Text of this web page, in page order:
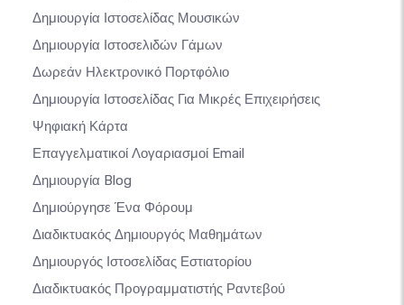
Δημιουργία Ιστοσελίδας Μουσικών
Δημιουργία Ιστοσελιδών Γάμων
Δωρεάν Ηλεκτρονικό Πορτφόλιο
Δημιουργία Ιστοσελίδας Για Μικρές Επιχειρήσεις
Ψηφιακή Κάρτα
Επαγγελματικοί Λογαριασμοί Email
Δημιουργία Blog
Δημιούργησε Ένα Φόρουμ
Διαδικτυακός Δημιουργός Μαθημάτων
Δημιουργός Ιστοσελίδας Εστιατορίου
Διαδικτυακός Προγραμματιστής Ραντεβού